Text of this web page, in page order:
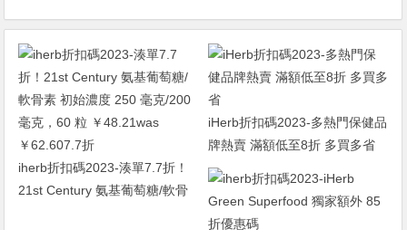
iherb折扣碼2023-湊單7.7折！
21st Century 氨基葡萄糖/軟骨
iHerb折扣碼2023-多熱門保健品
牌熱賣 滿額低至8折 多買多省